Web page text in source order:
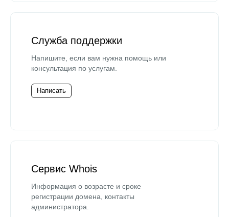
Служба поддержки
Напишите, если вам нужна помощь или
консультация по услугам.
Написать
Сервис Whois
Информация о возрасте и сроке
регистрации домена, контакты
администратора.